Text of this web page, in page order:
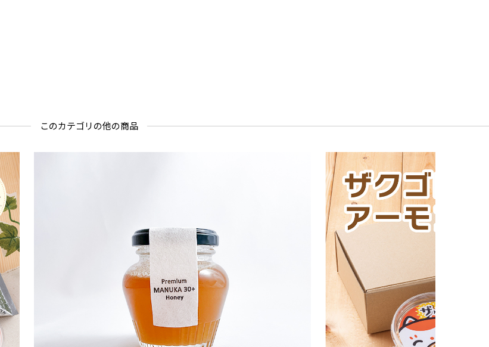
このカテゴリの他の商品